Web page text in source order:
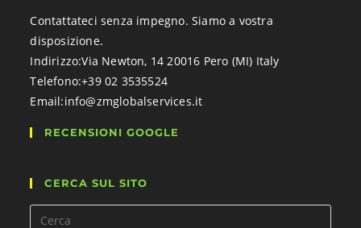
Contattateci senza impegno. Siamo a vostra
disposizione.
Indirizzo:Via Newton, 14 20016 Pero (MI) Italy
Telefono:+39 02 3535524
Email:info@zmglobalservices.it
RECENSIONI GOOGLE
CERCA SUL SITO